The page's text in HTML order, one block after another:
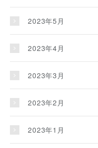
2023年5月
2023年4月
2023年3月
2023年2月
2023年1月